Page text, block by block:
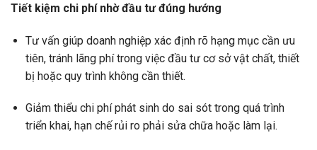
Tiết kiệm chi phí nhờ đầu tư đúng hướng
Tư vấn giúp doanh nghiệp xác định rõ hạng mục cần ưu
tiên, tránh lãng phí trong việc đầu tư cơ sở vật chất, thiết
bị hoặc quy trình không cần thiết.
Giảm thiểu chi phí phát sinh do sai sót trong quá trình
triển khai, hạn chế rủi ro phải sửa chữa hoặc làm lại.